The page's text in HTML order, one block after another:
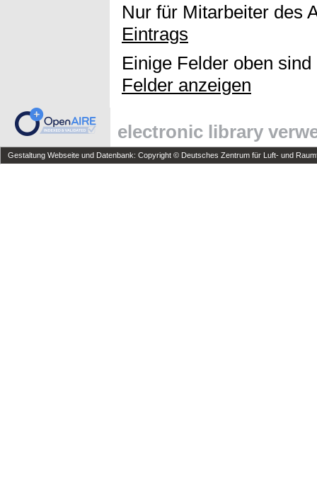
Nur für Mitarbeiter des
Eintrags
Einige Felder oben
Felder anzeigen
electronic library
Gestaltung Webseite und Datenbank: Copyright © Deutsches Zentrum für Luft- und